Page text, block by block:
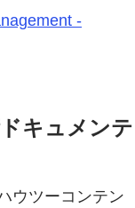
-
キュメンテ
ウツーコンテン